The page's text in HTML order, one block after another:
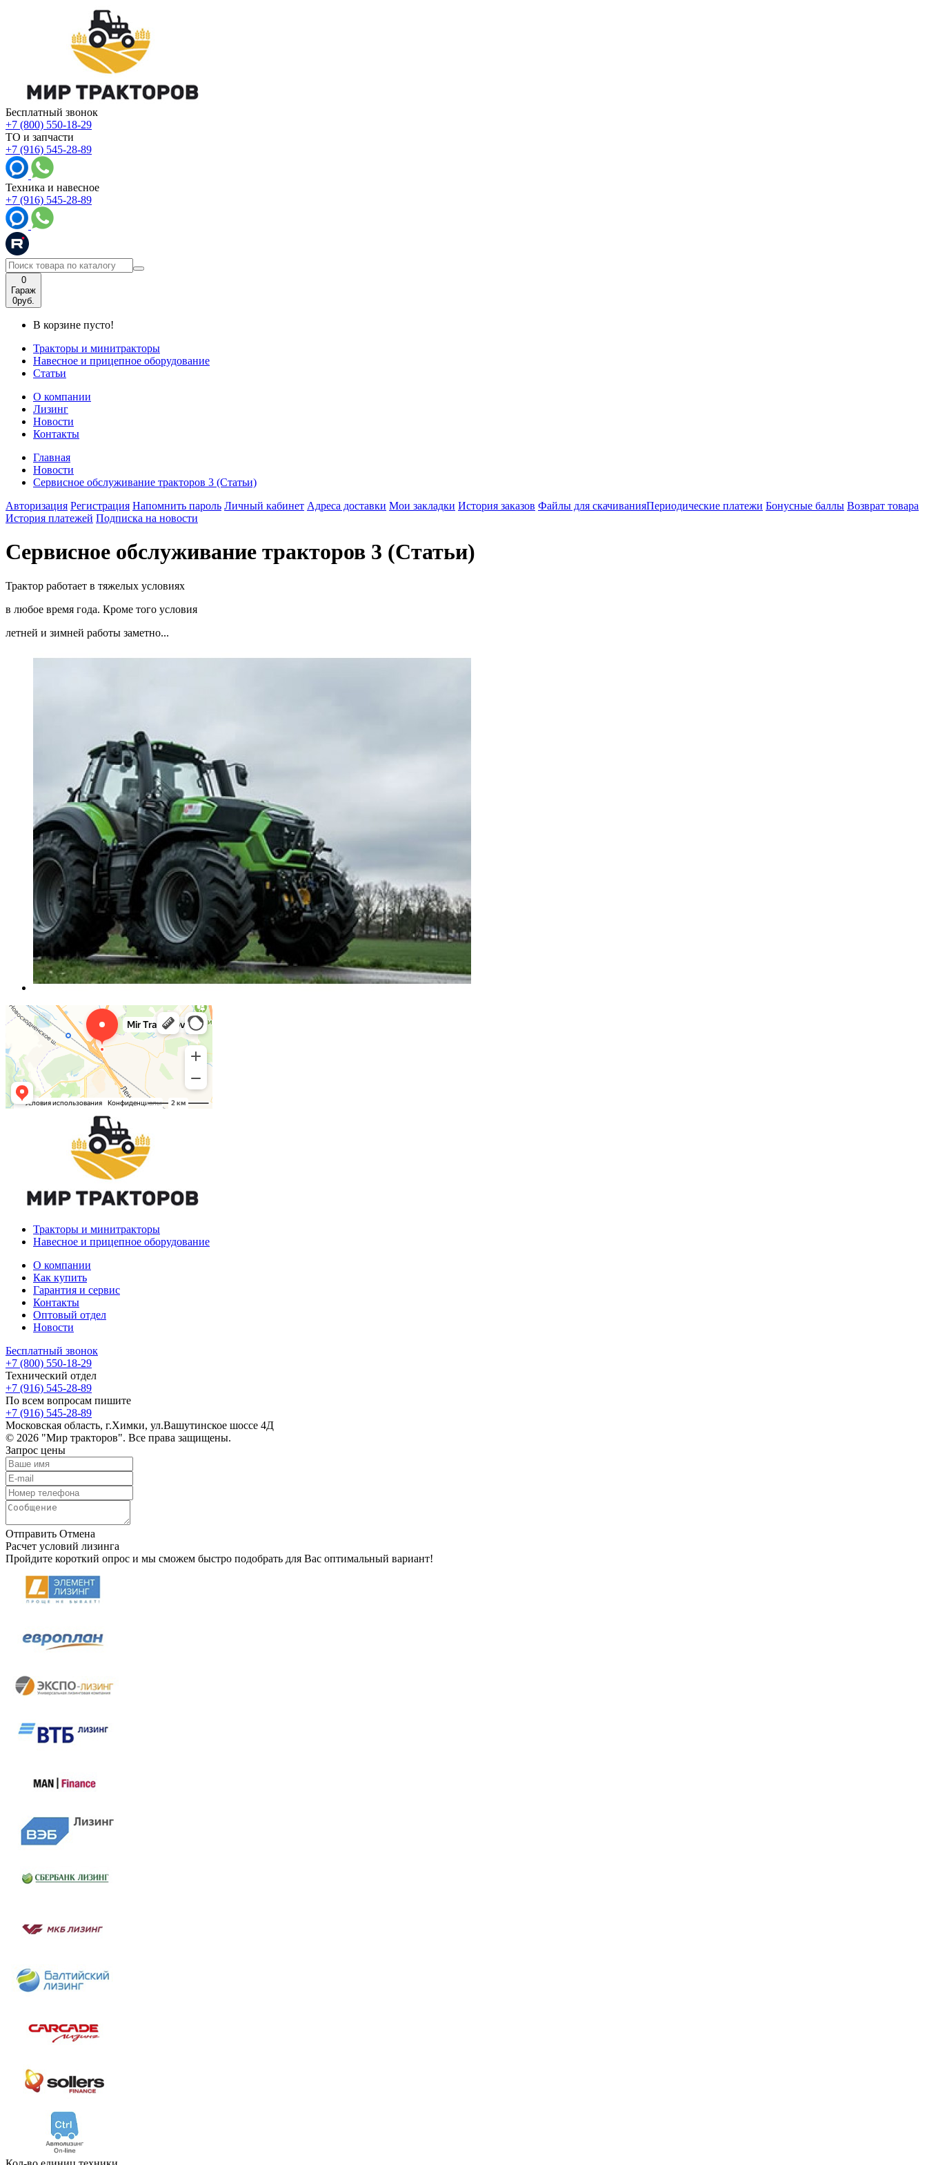
Бесплатный звонок
+7 (800) 550-18-29
ТО и запчасти
+7 (916) 545-28-89
Техника и навесное
+7 (916) 545-28-89
0
Гараж
0руб.
В корзине пусто!
Тракторы и минитракторы
Навесное и прицепное оборудование
Статьи
О компании
Лизинг
Новости
Контакты
Главная
Новости
Сервисное обслуживание тракторов 3 (Статьи)
Авторизация Регистрация Напомнить пароль Личный кабинет Адреса доставки Мои закладки История заказов Файлы для скачиванияПериодические платежи Бонусные баллы Возврат товара
История платежей Подписка на новости
Сервисное обслуживание тракторов 3 (Статьи)
Трактор работает в тяжелых условиях
в любое время года. Кроме того условия
летней и зимней работы заметно...
Тракторы и минитракторы
Навесное и прицепное оборудование
О компании
Как купить
Гарантия и сервис
Контакты
Оптовый отдел
Новости
Бесплатный звонок
+7 (800) 550-18-29
Технический отдел
+7 (916) 545-28-89
По всем вопросам пишите
+7 (916) 545-28-89
Московская область, г.Химки, ул.Вашутинское шоссе 4Д
© 2026 "Мир тракторов". Все права защищены.
Запрос цены
Отправить Отмена
Расчет условий лизинга
Пройдите короткий опрос и мы сможем быстро подобрать для Вас оптимальный вариант!